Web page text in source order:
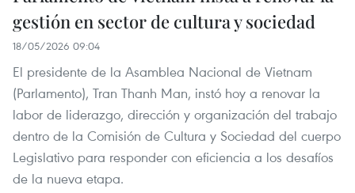
gestión en sector de cultura y sociedad
18/05/2026 09:04
El presidente de la Asamblea Nacional de Vietnam
(Parlamento), Tran Thanh Man, instó hoy a renovar la
labor de liderazgo, dirección y organización del trabajo
dentro de la Comisión de Cultura y Sociedad del cuerpo
Legislativo para responder con eficiencia a los desafíos
de la nueva etapa.